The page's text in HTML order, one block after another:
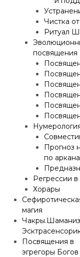
Чистка
Ритуал
посвящения
Прогноз
по
Регрессии
Хорары
магия
Посвящения в
эгрегоры Богов